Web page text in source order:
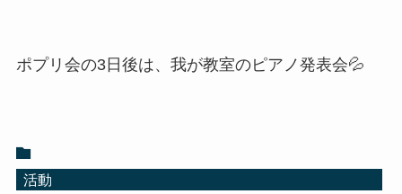
ポプリ会の3日後は、我が教室のピアノ発表会💦
活動